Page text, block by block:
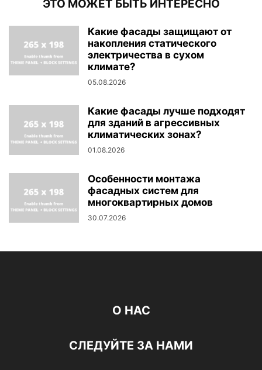
ЭТО МОЖЕТ БЫТЬ ИНТЕРЕСНО
Какие фасады защищают от
накопления статического
электричества в сухом
климате?
05.08.2026
Какие фасады лучше подходят
для зданий в агрессивных
климатических зонах?
01.08.2026
Особенности монтажа
фасадных систем для
многоквартирных домов
30.07.2026
О НАС
СЛЕДУЙТЕ ЗА НАМИ